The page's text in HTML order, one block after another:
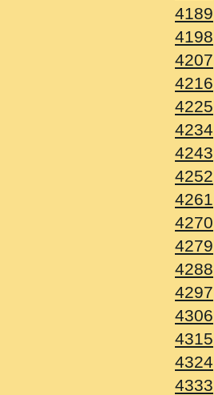
4189
4198
4207
4216
4225
4234
4243
4252
4261
4270
4279
4288
4297
4306
4315
4324
4333